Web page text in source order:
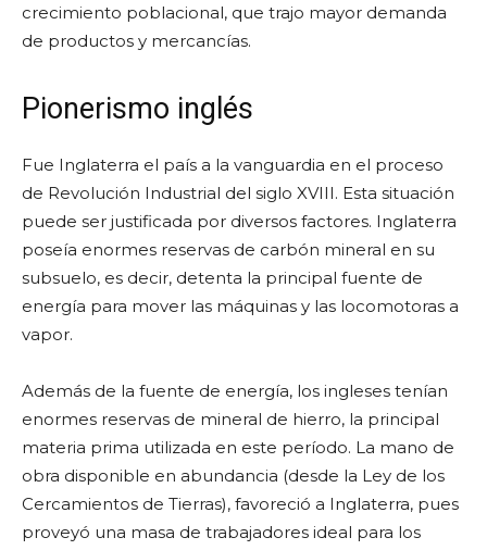
crecimiento poblacional, que trajo mayor demanda
de productos y mercancías.
Pionerismo inglés
Fue Inglaterra el país a la vanguardia en el proceso
de Revolución Industrial del siglo XVIII. Esta situación
puede ser justificada por diversos factores. Inglaterra
poseía enormes reservas de carbón mineral en su
subsuelo, es decir, detenta la principal fuente de
energía para mover las máquinas y las locomotoras a
vapor.
Además de la fuente de energía, los ingleses tenían
enormes reservas de mineral de hierro, la principal
materia prima utilizada en este período. La mano de
obra disponible en abundancia (desde la Ley de los
Cercamientos de Tierras), favoreció a Inglaterra, pues
proveyó una masa de trabajadores ideal para los